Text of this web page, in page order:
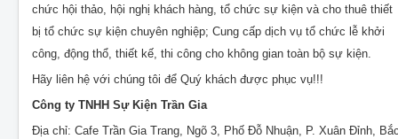
chức hội thảo, hội nghị khách hàng, tổ chức sự kiện và cho thuê thiết
bị tổ chức sự kiện chuyên nghiệp; Cung cấp dịch vụ tổ chức lễ khởi
công, động thổ, thiết kế, thi công cho không gian toàn bộ sự kiện.
Hãy liên hệ với chúng tôi để Quý khách được phục vụ!!!
Công ty TNHH Sự Kiện Trần Gia
Địa chỉ: Cafe Trần Gia Trang, Ngõ 3, Phố Đỗ Nhuận, P. Xuân Đỉnh,